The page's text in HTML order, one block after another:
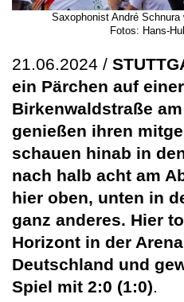
Saxophonist André
Fotos: Hans-
21.06.2024 /
ein Pärchen auf
Birkenwaldstraße
genießen ihren
schauen hinab in
nach halb acht am
hier oben, unten in
ganz anderes. Hier
Horizont in der
Deutschland und
Spiel mit 2:0 (1:0)